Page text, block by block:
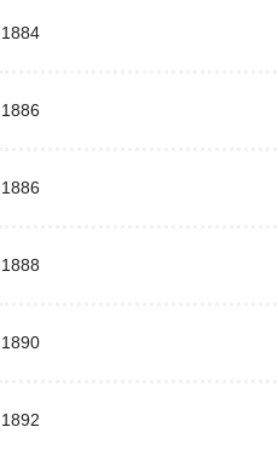
1884
1886
1886
1888
1890
1892